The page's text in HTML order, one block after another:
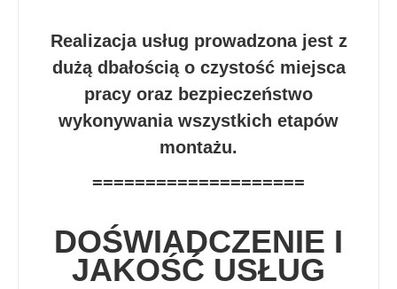
Realizacja usług prowadzona jest z
dużą dbałością o czystość miejsca
pracy oraz bezpieczeństwo
wykonywania wszystkich etapów
montażu.
====================
DOŚWIADCZENIE I
JAKOŚĆ USŁUG